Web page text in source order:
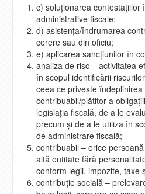
c) soluţionarea contestaţiilor
administrative fiscale;
d) asistenţa/îndrumarea
cerere sau din oficiu;
e) aplicarea sancţiunilor în
analiza de risc – activitatea
în scopul identificării
ceea ce priveşte
contribuabil/plătitor a
legislaţia fiscală, de a le
precum şi de a le utiliza în
de administrare fiscală;
contribuabil – orice
altă entitate fără
conform legii, impozite, taxe
contribuţie socială –